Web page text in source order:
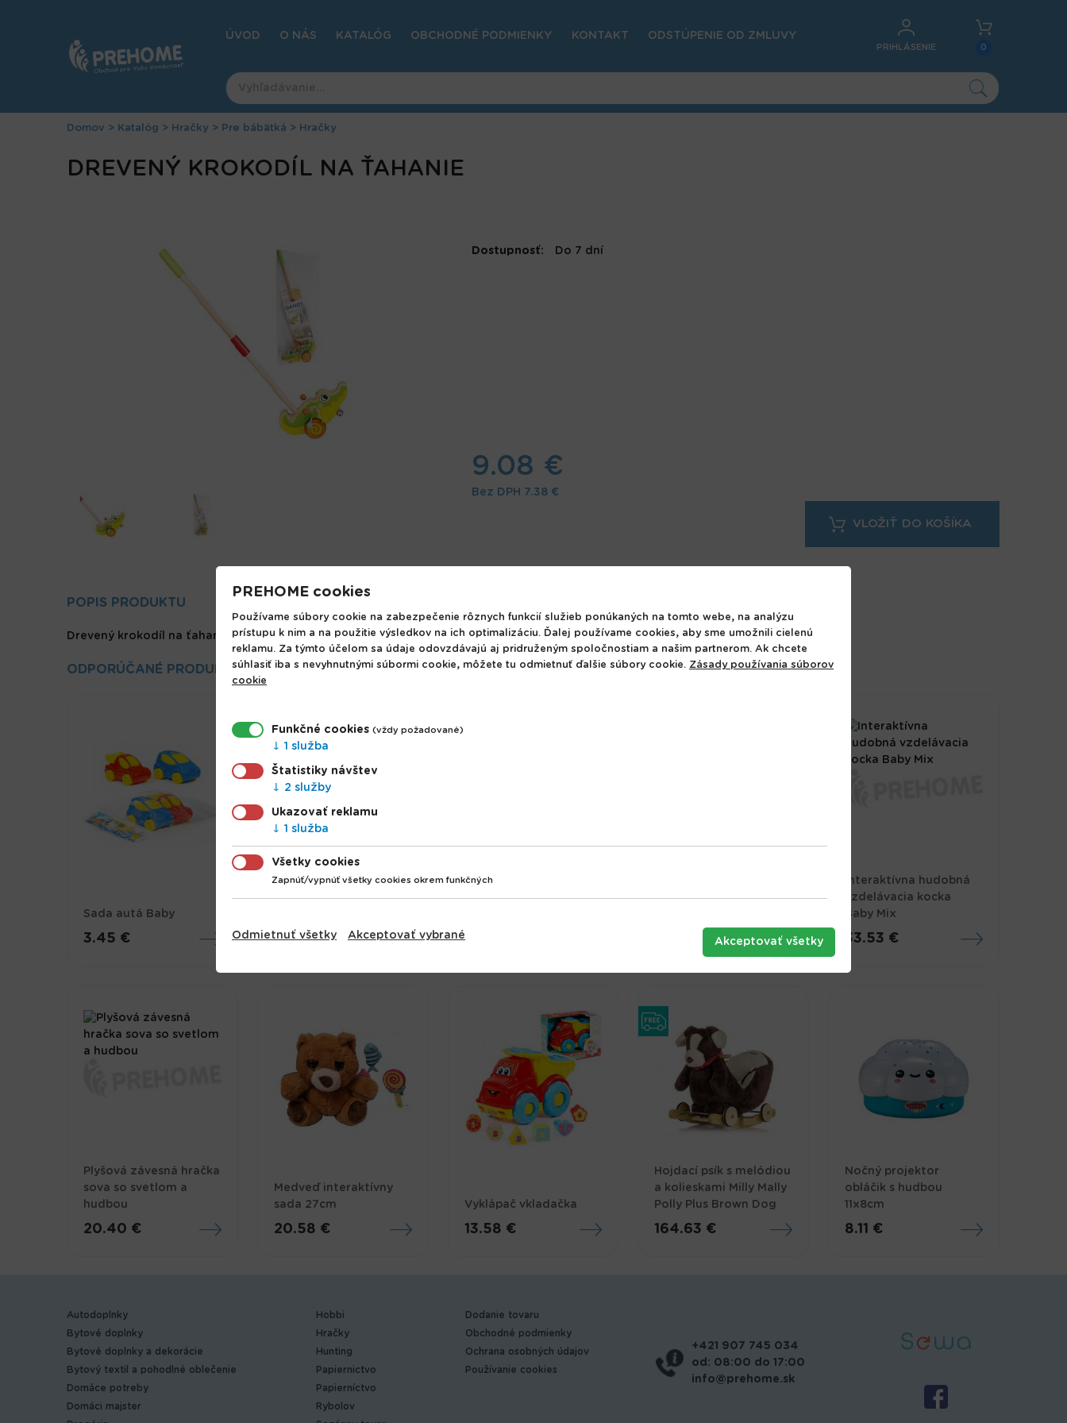
ÚVOD O NÁS KATALÓG OBCHODNÉ PODMIENKY KONTAKT ODSTÚPENIE OD ZMLUVY
0
PRIHLÁSENIE
sa
Domov > Katalóg > Hračky > Pre bábätká > Hračky
to
DREVENÝ KROKODÍL NA ŤAHANIE
Dostupnosť: Do 7 dní
9.08 €
Bez DPH 7.38 €
POPIS PRODUKTU
Drevený krokodíl na ťahanie, má rozmer 49x10x19cm. Cena je za 1 kus. Vhodné pre deti 3+.
ODPORÚČANÉ PRODUKTY
Sada autá Baby
3.45 €
Pes interaktívny sada
27.29 € 3.99 €
jednorožec so zvukom
Interaktívna hudobná
vzdelávacia kocka
Baby Mix
33.53 €
Plyšová závesná hračka
sova so svetlom a
hudbou
20.40 €
Medveď interaktívny
sada 27cm
20.58 €
Vyklápač vkladačka
13.58 €
Hojdací psík s melódiou
a kolieskami Milly Mally
Polly Plus Brown Dog
164.63 €
Nočný projektor
obláčik s hudbou
11x8cm
8.11 €
Autodoplnky
Bytové doplnky
Bytové doplnky a dekorácie
Bytový textil a pohodlné oblečenie
Domáce potreby
Domáci majster
Hobbi
Hračky
Hunting
Papiernictvo
Papierníctvo
Rybolov
Dodanie tovaru
Obchodné podmienky
Ochrana osobných údajov
Používanie cookies
+421 907 745 034
od: 08:00 do 17:00
info@prehome.sk
PREHOME cookies
Používame súbory cookie na zabezpečenie rôznych funkcií služieb ponúkaných na tomto webe, na analýzu
prístupu k nim a na použitie výsledkov na ich optimalizáciu. Ďalej používame cookies, aby sme umožnili cielenú
reklamu. Za týmto účelom sa údaje odovzdávajú aj pridruženým spoločnostiam a našim partnerom. Ak chcete
súhlasiť iba s nevyhnutnými súbormi cookie, môžete tu odmietnuť ďalšie súbory cookie. Zásady používania súborov
cookie
Funkčné cookies (vždy požadované)
1 služba
Štatistiky návštev
2 služby
Ukazovať reklamu
1 služba
Všetky cookies
Zapnúť/vypnúť všetky cookies okrem funkčných
Odmietnuť všetky Akceptovať vybrané
Akceptovať všetky